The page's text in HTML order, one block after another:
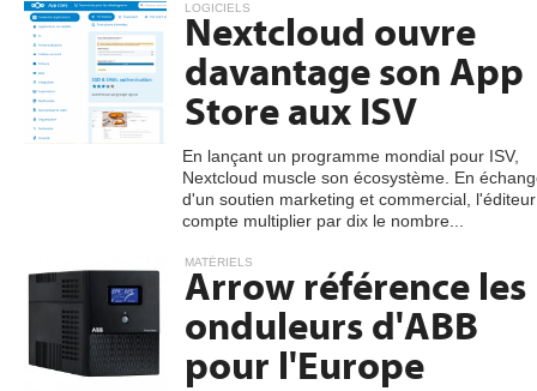
Inscription
LOGICIELS
Nextcloud ouvre
davantage son App
Store aux ISV
En lançant un programme mondial pour ISV,
Nextcloud muscle son écosystème. En
d'un soutien marketing et commercial, l'éditeur
compte multiplier par dix le nombre...
MATÉRIELS
Arrow référence les
onduleurs d'ABB
pour l'Europe